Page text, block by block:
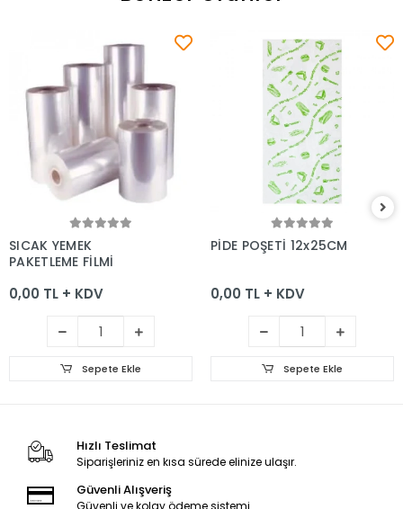
SICAK YEMEK
PAKETLEME FİLMİ
0,00 TL + KDV
Sepete Ekle
Sepete Ekle
PİDE POŞETİ 12x25CM
0,00 TL + KDV
Sepete Ekle
Hızlı Teslimat
Siparişleriniz en kısa sürede elinize ulaşır.
Güvenli Alışveriş